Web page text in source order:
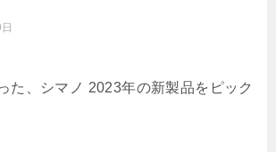
た、シマノ 2023年の新製品をピック